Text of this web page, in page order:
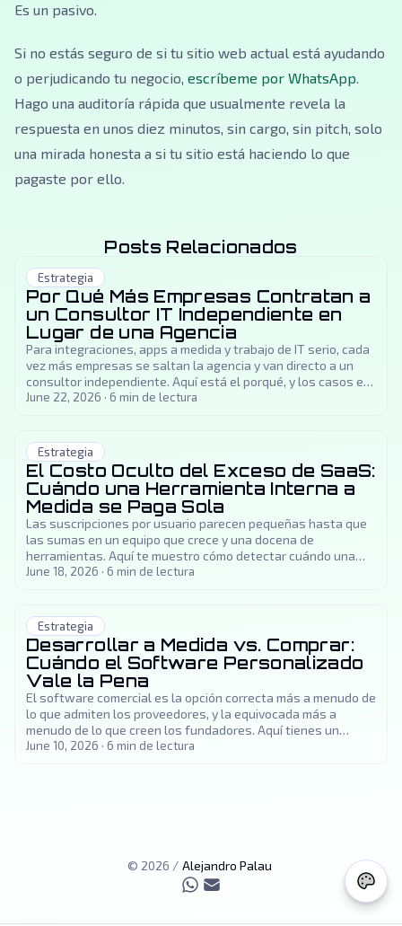
Es un pasivo.
Si no estás seguro de si tu sitio web actual está ayudando
o perjudicando tu negocio, escríbeme por WhatsApp.
Hago una auditoría rápida que usualmente revela la
respuesta en unos diez minutos, sin cargo, sin pitch, solo
una mirada honesta a si tu sitio está haciendo lo que
pagaste por ello.
Posts Relacionados
Estrategia
Por Qué Más Empresas Contratan a
un Consultor IT Independiente en
Lugar de una Agencia
Para integraciones, apps a medida y trabajo de IT serio, cada
vez más empresas se saltan la agencia y van directo a un
consultor independiente. Aquí está el porqué, y los casos en
que una agencia de verdad es la mejor opción.
June 22, 2026 · 6 min de lectura
Estrategia
El Costo Oculto del Exceso de SaaS:
Cuándo una Herramienta Interna a
Medida se Paga Sola
Las suscripciones por usuario parecen pequeñas hasta que
las sumas en un equipo que crece y una docena de
herramientas. Aquí te muestro cómo detectar cuándo una
construcción a medida le gana a pagar renta para siempre, y
June 18, 2026 · 6 min de lectura
Estrategia
Desarrollar a Medida vs. Comprar:
Cuándo el Software Personalizado
Vale la Pena
El software comercial es la opción correcta más a menudo de
lo que admiten los proveedores, y la equivocada más a
menudo de lo que creen los fundadores. Aquí tienes un
marco práctico para decidir cuándo construir a medida y
June 10, 2026 · 6 min de lectura
© 2026 / Alejandro Palau